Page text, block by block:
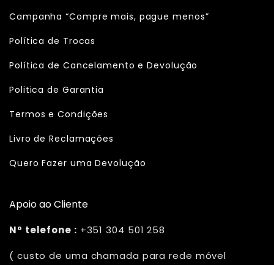
Campanha “Compre mais, pague menos”
Política de Trocas
Política de Cancelamento e Devolução
Politica de Garantia
Termos e Condições
Livro de Reclamações
Quero Fazer uma Devolução
Apoio ao Cliente
Nº telefone : +351 304 501 258
( custo de uma chamada para rede móvel